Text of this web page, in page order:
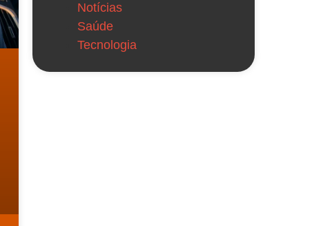
Notícias
Saúde
Tecnologia